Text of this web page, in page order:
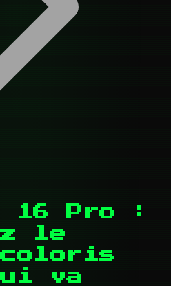
16 Pro :
le
coloris
va